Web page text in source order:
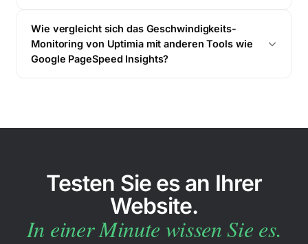
Wie vergleicht sich das Geschwindigkeits-
Monitoring von Uptimia mit anderen Tools wie
Google PageSpeed Insights?
Testen Sie es an Ihrer
Website.
In einer Minute wissen Sie es.